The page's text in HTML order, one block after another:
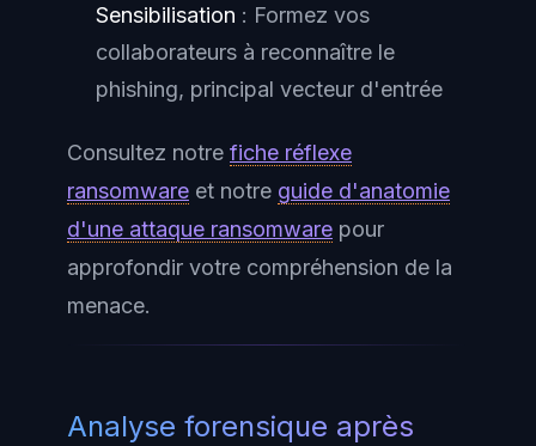
Sensibilisation : Formez vos
collaborateurs à reconnaître le
phishing, principal vecteur d'entrée
Consultez notre fiche réflexe
ransomware et notre guide d'anatomie
d'une attaque ransomware pour
approfondir votre compréhension de la
menace.
Analyse forensique après